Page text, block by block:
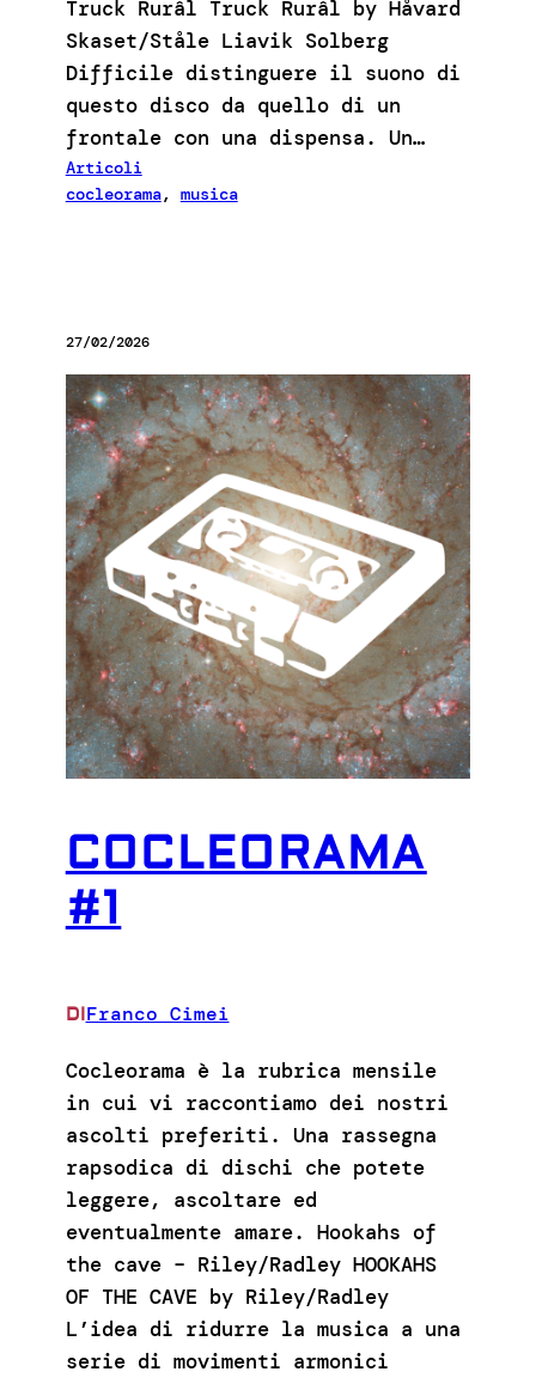
Truck Rurâl Truck Rurâl by Håvard
Skaset/Ståle Liavik Solberg
Difficile distinguere il suono di
questo disco da quello di un
frontale con una dispensa. Un…
Articoli
cocleorama, musica
27/02/2026
COCLEORAMA
#1
DIFranco Cimei
Cocleorama è la rubrica mensile
in cui vi raccontiamo dei nostri
ascolti preferiti. Una rassegna
rapsodica di dischi che potete
leggere, ascoltare ed
eventualmente amare. Hookahs of
the cave – Riley/Radley HOOKAHS
OF THE CAVE by Riley/Radley
L’idea di ridurre la musica a una
serie di movimenti armonici